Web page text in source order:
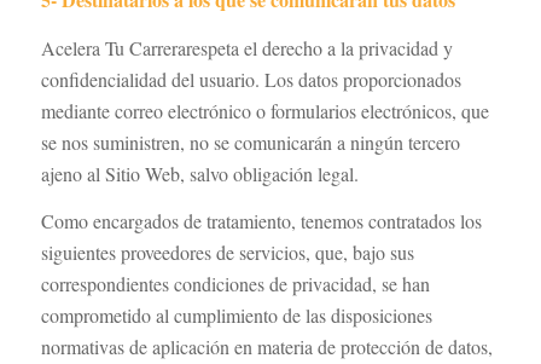
Acelera Tu Carrerarespeta el derecho a la privacidad y
confidencialidad del usuario. Los datos proporcionados
mediante correo electrónico o formularios electrónicos, que
se nos suministren, no se comunicarán a ningún tercero
ajeno al Sitio Web, salvo obligación legal.
Como encargados de tratamiento, tenemos contratados los
siguientes proveedores de servicios, que, bajo sus
correspondientes condiciones de privacidad, se han
comprometido al cumplimiento de las disposiciones
normativas de aplicación en materia de protección de datos,